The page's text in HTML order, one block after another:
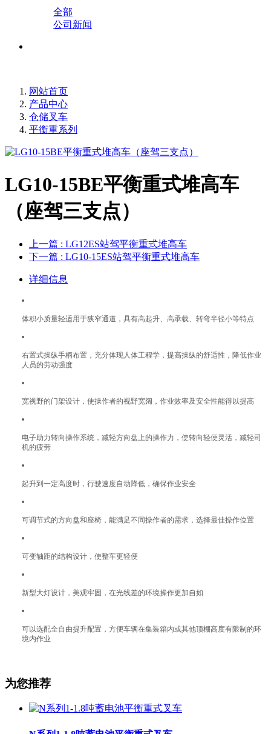
全部
公司新闻
网站首页
产品中心
仓储叉车
平衡重系列
LG10-15BE平衡重式堆高车
（座驾三支点）
上一篇 : LG12ES站驾平衡重式堆高车
下一篇 : LG10-15ES站驾平衡重式堆高车
详细信息
体积小质量轻适用于狭窄通道，具有高起升、高承载、转弯半径小等特点
右置式操纵手柄布置，充分体现人体工程学，提高操纵的舒适性，降低作业
人员的劳动强度
宽视野的门架设计，使操作者的视野宽阔，作业效率及安全性能得以提高
电子助力转向操作系统，减轻方向盘上的操作力，使转向轻便灵活，减轻司
机的疲劳
起升到一定高度时，行驶速度自动降低，确保作业安全
可调节式的方向盘和座椅，能满足不同操作者的需求，选择最佳操作位置
可变轴距的结构设计，使整车更轻便
新型大灯设计，美观牢固，在光线差的环境操作更加自如
可以选配全自由提升配置，方便车辆在集装箱内或其他顶棚高度有限制的环
境内作业
为您推荐